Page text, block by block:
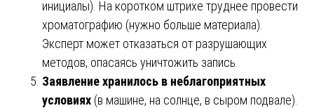
инициалы). На коротком штрихе труднее провести
хроматографию (нужно больше материала).
Эксперт может отказаться от разрушающих
методов, опасаясь уничтожить запись.
Заявление хранилось в неблагоприятных
условиях (в машине, на солнце, в сыром подвале).